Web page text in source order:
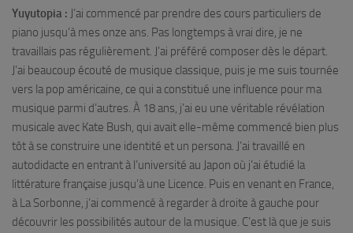
Yuyutopia : J’ai commencé par prendre des cours particuliers de
piano jusqu’à mes onze ans. Pas longtemps à vrai dire, je ne
travaillais pas régulièrement. J’ai préféré composer dès le départ.
J’ai beaucoup écouté de musique classique, puis je me suis tournée
vers la pop américaine, ce qui a constitué une influence pour ma
musique parmi d’autres. À 18 ans, j’ai eu une véritable révélation
musicale avec Kate Bush, qui avait elle-même commencé bien plus
tôt à se construire une identité et un persona. J’ai travaillé en
autodidacte en entrant à l’université au Japon où j’ai étudié la
littérature française jusqu’à une Licence. Puis en venant en France,
à La Sorbonne, j’ai commencé à regarder à droite à gauche pour
découvrir les possibilités autour de la musique. C’est là que je suis